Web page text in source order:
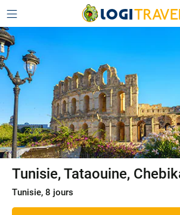
Tunisie, Tataouine,
Tunisie, 8 jours